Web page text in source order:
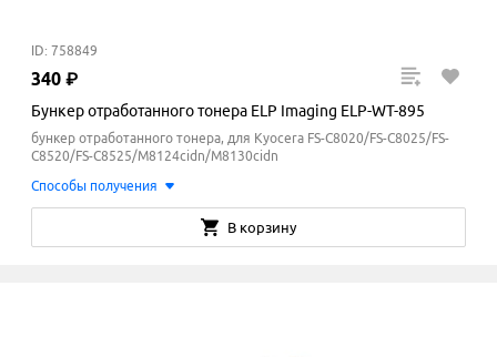
ID: 758849
340 ₽
Бункер отработанного тонера ELP Imaging ELP-WT-895
бункер отработанного тонера, для Kyocera FS-C8020/FS-C8025/FS-
C8520/FS-C8525/M8124cidn/M8130cidn
Способы получения
В корзину